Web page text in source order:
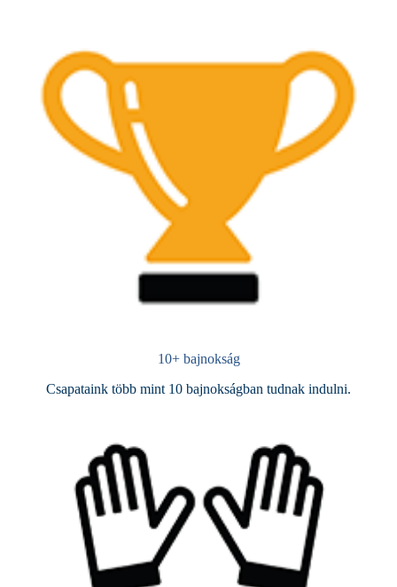
10+ bajnokság
Csapataink több mint 10 bajnokságban tudnak indulni.